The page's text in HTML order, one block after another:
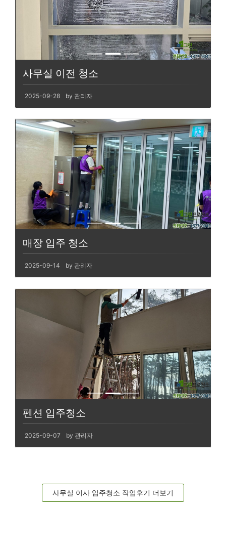
사무실 이전 청소
2025-09-28 by 관리자
매장 입주 청소
2025-09-14 by 관리자
펜션 입주청소
2025-09-07 by 관리자
사무실 이사 입주청소 작업후기 더보기